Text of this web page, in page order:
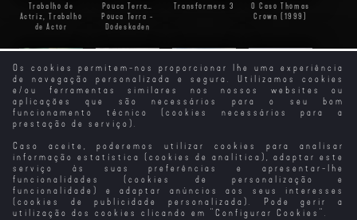
Os cookies permitem-nos proporcionar lhe uma experiência
de navegação personalizada e segura. Utilizamos cookies
e/ou ferramentas similares nos nossos websites ou
aplicações que são necessários para o seu bom
funcionamento técnico (cookies necessários para a
prestação de serviço).
Caso aceite, poderemos utilizar cookies para analisar
informação estatística (cookies de analítica), adaptar este
serviço às suas preferências e apresentar-lhe
funcionalidades (cookies de personalização e
funcionalidade) e adaptar anúncios aos seus interesses
(cookies de publicidade personalizada). Pode gerir a
utilização dos cookies clicando em " Configurar Cookies ".
Trabalho de
Actriz, Trabalho
de Actor
Pouca Terra…
Pouca Terra -
Dodeskaden
Transformers 3
O Caso Thomas
Crown (1999)
Transformers:
Era da Extinção
Transformers -
Retaliação
Transformers: O
Último
Cavaleiro
Tai Chi Master